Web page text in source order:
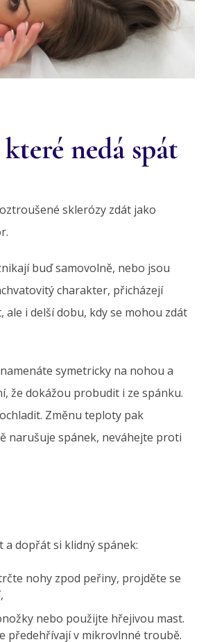
nedá spát
sklerózy zdát jako
buď samovolně, nebo jsou
charakter, přicházejí
i delší dobu, kdy se mohou zdát
symetricky na nohou a
že dokážou probudit i ze spánku.
Změnu teploty pak
narušuje spánek, neváhejte proti
a dopřát si klidný spánek:
nohy zpod peřiny, projděte se
nebo použijte hřejivou mast.
předehřívají v mikrovlnné troubě.